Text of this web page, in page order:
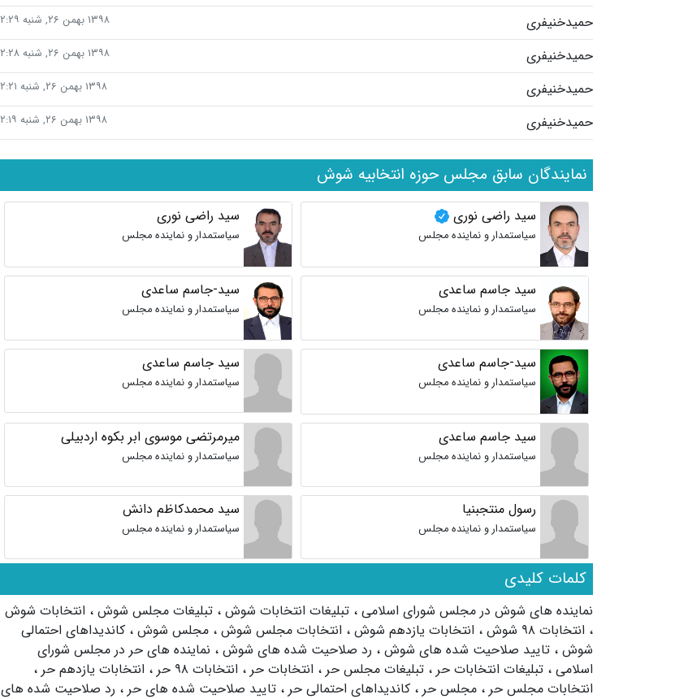
حمیدخنیفری
۱۳۹۸ بهمن ۲۶, شنبه ۲:۲۹
حمیدخنیفری ۱۳۹۸ بهمن ۲۶, شنبه ۲:۲۸
حمیدخنیفری ۱۳۹۸ بهمن ۲۶, شنبه ۲:۲۱
حمیدخنیفری ۱۳۹۸ بهمن ۲۶, شنبه ۲:۱۹
نمایندگان سابق مجلس حوزه انتخابیه شوش
سید راضی نوری
سیاستمدار و نماینده مجلس
سید راضی نوری
سیاستمدار و نماینده مجلس
سید جاسم ساعدی
سیاستمدار و نماینده مجلس
سید-جاسم ساعدی
سیاستمدار و نماینده مجلس
سید-جاسم ساعدی
سیاستمدار و نماینده مجلس
سید جاسم ساعدی
سیاستمدار و نماینده مجلس
سید جاسم ساعدی
سیاستمدار و نماینده مجلس
میرمرتضی موسوی ابر بکوه اردبیلی
سیاستمدار و نماینده مجلس
رسول منتجبنیا
سیاستمدار و نماینده مجلس
سید محمدکاظم دانش
سیاستمدار و نماینده مجلس
کلمات کلیدی
نماینده های شوش در مجلس شورای اسلامی ، تبلیغات انتخابات شوش ، تبلیغات مجلس شوش ، انتخابات شوش
، انتخابات ۹۸ شوش ، انتخابات یازدهم شوش ، انتخابات مجلس شوش ، مجلس شوش ، کاندیداهای احتمالی
شوش ، تایید صلاحیت شده های شوش ، رد صلاحیت شده های شوش ، نماینده های حر در مجلس شورای
اسلامی ، تبلیغات انتخابات حر ، تبلیغات مجلس حر ، انتخابات حر ، انتخابات ۹۸ حر ، انتخابات یازدهم حر ،
انتخابات مجلس حر ، مجلس حر ، کاندیداهای احتمالی حر ، تایید صلاحیت شده های حر ، رد صلاحیت شده های